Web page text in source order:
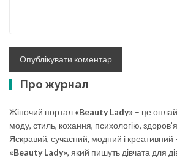
Про журнал
Жіночий портал «Beauty Lady» – це
моду, стиль, кохання, психологію,
Яскравий, сучасний, модний і
«Beauty Lady», який пишуть дівчата для